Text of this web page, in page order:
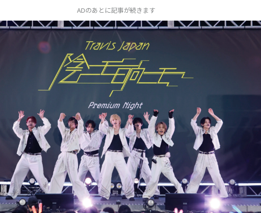
ADのあとに記事が続きます